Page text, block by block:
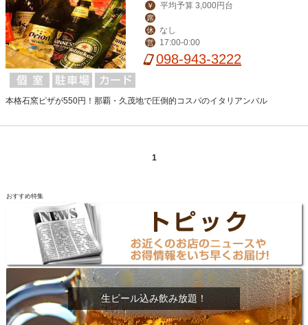
￥ 平均予算 3,000円台
席
休
なし
営 17:00-0:00
098-943-3222
本格石窯ピザが550円！那覇・久茂地で圧倒的コスパのイタリアンバル
1
おすすめ特集
生ビール込み飲み放題！